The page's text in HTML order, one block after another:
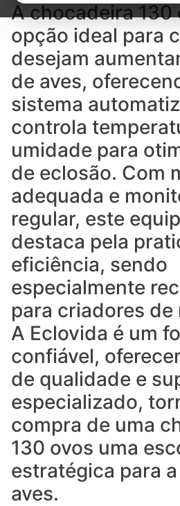
A chocadeira 130
opção ideal para
desejam
de aves,
sistema
controla
umidade para
de eclosão. Com
adequada e
regular, este
destaca pela
eficiência, sendo
especialmente
para criadores
A Eclovida é um
confiável,
de qualidade e
especializado,
compra de uma
130 ovos uma
estratégica para
aves.